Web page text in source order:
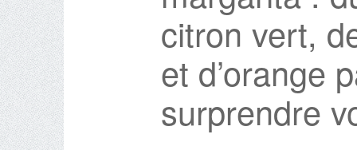
citron vert,
et d’orange
surprendre